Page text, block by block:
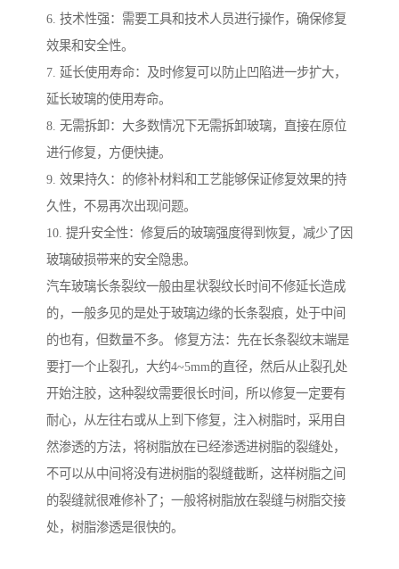
6. 技术性强：需要工具和技术人员进行操作，确保修复
效果和安全性。
7. 延长使用寿命：及时修复可以防止凹陷进一步扩大，
延长玻璃的使用寿命。
8. 无需拆卸：大多数情况下无需拆卸玻璃，直接在原位
进行修复，方便快捷。
9. 效果持久：的修补材料和工艺能够保证修复效果的持
久性，不易再次出现问题。
10. 提升安全性：修复后的玻璃强度得到恢复，减少了因
玻璃破损带来的安全隐患。
汽车玻璃长条裂纹一般由星状裂纹长时间不修延长造成
的，一般多见的是处于玻璃边缘的长条裂痕，处于中间
的也有，但数量不多。 修复方法：先在长条裂纹末端是
要打一个止裂孔，大约4~5mm的直径，然后从止裂孔处
开始注胶，这种裂纹需要很长时间，所以修复一定要有
耐心，从左往右或从上到下修复，注入树脂时，采用自
然渗透的方法，将树脂放在已经渗透进树脂的裂缝处，
不可以从中间将没有进树脂的裂缝截断，这样树脂之间
的裂缝就很难修补了；一般将树脂放在裂缝与树脂交接
处，树脂渗透是很快的。